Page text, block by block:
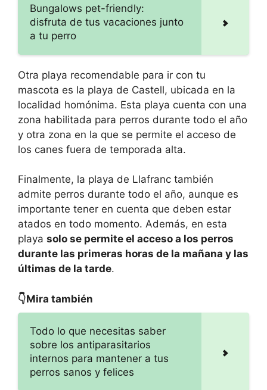
Bungalows pet-friendly:
disfruta de tus vacaciones junto
a tu perro
Otra playa recomendable para ir con tu
mascota es la playa de Castell, ubicada en la
localidad homónima. Esta playa cuenta con una
zona habilitada para perros durante todo el año
y otra zona en la que se permite el acceso de
los canes fuera de temporada alta.
Finalmente, la playa de Llafranc también
admite perros durante todo el año, aunque es
importante tener en cuenta que deben estar
atados en todo momento. Además, en esta
playa solo se permite el acceso a los perros
durante las primeras horas de la mañana y las
últimas de la tarde.
👇Mira también
Todo lo que necesitas saber
sobre los antiparasitarios
internos para mantener a tus
perros sanos y felices